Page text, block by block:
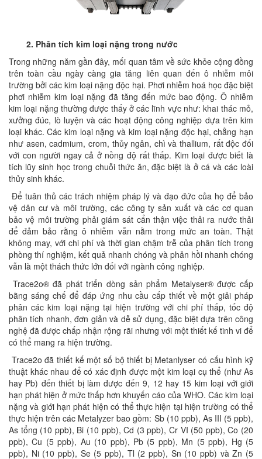
2. Phân tích kim loại nặng trong nước
Trong những năm gần đây, mối quan tâm về sức khỏe cộng đồng
trên toàn cầu ngày càng gia tăng liên quan đến ô nhiễm môi
trường bởi các kim loại nặng độc hại. Phơi nhiễm hoá học đặc biệt
phơi nhiễm kim loại nặng đã tăng đến mức bao động. Ô nhiễm
kim loại nặng thường được thấy ở các lĩnh vực như: khai thác mỏ,
xưởng đúc, lò luyện và các hoạt động công nghiệp dựa trên kim
loại khác. Các kim loại nặng và kim loại nặng độc hại, chẳng hạn
như asen, cadmium, crom, thủy ngân, chì và thallium, rất độc đối
với con người ngay cả ở nồng độ rất thấp. Kim loại được biết là
tích lũy sinh học trong chuỗi thức ăn, đặc biệt là ở cá và các loài
thủy sinh khác.
Để tuân thủ các trách nhiệm pháp lý và đạo đức của họ để bảo
vệ dân cư và môi trường, các công ty sản xuất và các cơ quan
bảo vệ môi trường phải giám sát cẩn thận việc thải ra nước thải
để đảm bảo rằng ô nhiễm vẫn nằm trong mức an toàn. Thật
không may, với chi phí và thời gian chậm trễ của phân tích trong
phòng thí nghiệm, kết quả nhanh chóng và phản hồi nhanh chóng
vẫn là một thách thức lớn đối với ngành công nghiệp.
Trace2o® đã phát triển dòng sản phẩm Metalyser® được cấp
bằng sáng chế để đáp ứng nhu cầu cấp thiết về một giải pháp
phân các kim loại nặng tại hiện trường với chi phí thấp, tốc độ
phân tích nhanh, đơn giản và dễ sử dụng, đặc biệt dựa trên công
nghệ đã được chấp nhận rộng rãi nhưng với một thiết kế tinh vi để
có thể mang ra hiện trường.
Trace2o đã thiết kế một số bộ thiết bị Metanlyser có cấu hình kỹ
thuật khác nhau để có xác định được một kim loại cụ thể (như As
hay Pb) đến thiết bị làm được đến 9, 12 hay 15 kim loại với giới
hạn phát hiện ở mức thấp hơn khuyến cáo của WHO. Các kim loại
nặng và giới hạn phát hiện có thể thực hiện tại hiện trường có thể
thực hiện trên các Metalyzer bao gồm: Sb (10 ppb), As III (5 ppb),
As tổng (10 ppb), Bi (10 ppb), Cd (3 ppb), Cr VI (50 ppb), Co (20
ppb), Cu (5 ppb), Au (10 ppb), Pb (5 ppb), Mn (5 ppb), Hg (5
ppb), Ni (10 ppb), Se (5 ppb), Tl (2 ppb), Sn (10 ppb) và Zn (5